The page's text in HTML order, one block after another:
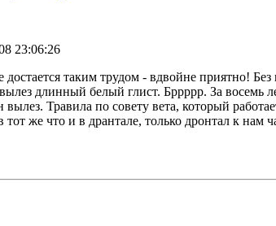
23:06:26
таким трудом - вдвойне приятно!
длинный белый глист. Бррррр. За
вылез. Травила по совету вета, который
же что и в дрантале, только дронтал к